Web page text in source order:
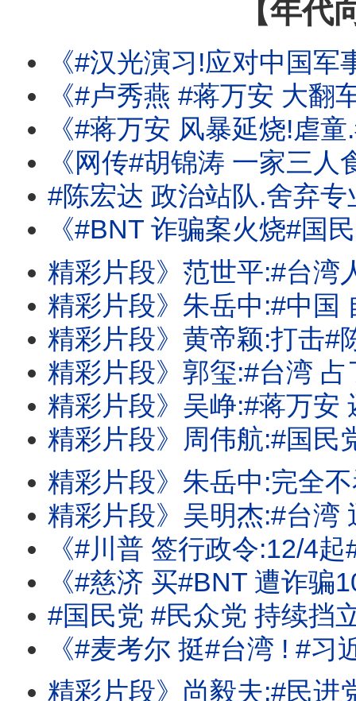
【年代
《#汉光演习!应对中国军事行动!击破中共锁台意图! #日本 防
《#卢秀燕 #蒋万安 大翻车!#蓝 #白 冻删#无人机 预
《#蒋万安 风暴延烧!虐童.毒油.倒阁.BNT!昔喊:
《网传#胡锦涛 一家三人食物中毒身亡!#李尚
#陈宏达 政治站队.舍弃专
《#BNT 诈骗案火烧#国民党 #民众党 ! #蒋万安 昔喊:相信慈济?还是#
精彩片段》范世平:#台湾人 有义
精彩片段》朱岳中:#中国 自己
精彩片段》黄帝颖:打击#陈时中
精彩片段》郭玺:#台湾 占了很
精彩片段》吴峥:#蒋万安 还在喂
精彩片段》周伟航:#国民党 现在
精彩片段》朱岳中:完全不看好#马
精彩片段》吴明杰:#台湾 迅速
《#川普 签行政令:12/4起#多晶矽 课15%关税! #苹果 出货卡关!卡
《#慈济 买#BNT 遭诈骗10亿!火烧#国民党 #民众党 !#
#国民党 #民众党 持续挡
《#麦考尔 挺#台湾 ! #习近平 国师:#台湾 没有下一次的选举!
精彩片段》尚毅夫:#民进党 对立